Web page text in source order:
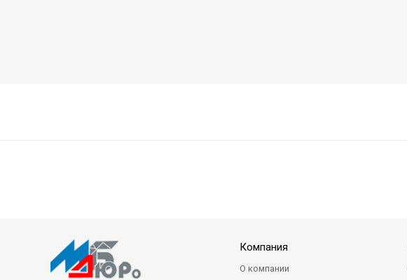
Компания
О компании